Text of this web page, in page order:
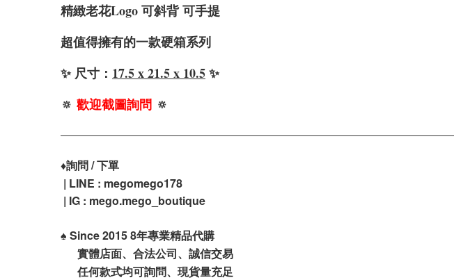
精緻老花Logo 可斜背 可手提
超值得擁有的一款硬箱系列
✨ 尺寸： 17.5 x 21.5 x 10.5✨
🔅 歡迎截圖詢問 🔅
♦️詢問 / 下單
| LINE : megomego178
| IG : mego.mego_boutique
♠️ Since 2015 8年專業精品代購
實體店面、合法公司、誠信交易
任何款式均可詢問、現貨量充足